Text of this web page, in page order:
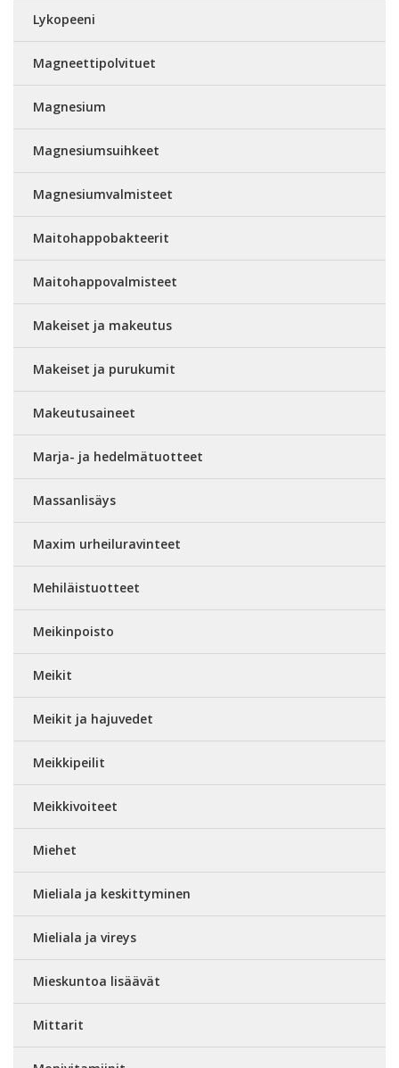
Lykopeeni
Magneettipolvituet
Magnesium
Magnesiumsuihkeet
Magnesiumvalmisteet
Maitohappobakteerit
Maitohappovalmisteet
Makeiset ja makeutus
Makeiset ja purukumit
Makeutusaineet
Marja- ja hedelmätuotteet
Massanlisäys
Maxim urheiluravinteet
Mehiläistuotteet
Meikinpoisto
Meikit
Meikit ja hajuvedet
Meikkipeilit
Meikkivoiteet
Miehet
Mieliala ja keskittyminen
Mieliala ja vireys
Mieskuntoa lisäävät
Mittarit